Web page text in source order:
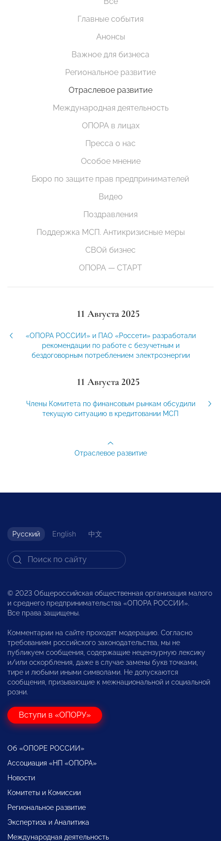
Главные события
Анонсы
Важное для бизнеса
Региональное развитие
Отраслевое развитие
Международная деятельность
ОПОРА в лицах
Пресса о нас
Особое мнение
Бюро по защите прав предпринимателей
Видео
Поздравления
Поддержка МСП. Антикризисные меры
СВОй бизнес
ОПОРА — СТАРТ
11 Августа 2025
«ОПОРА РОССИИ» и ПАО «Россети» разработали
рекомендации по работе с безучетным и
бездоговорным потреблением электроэнергии
11 Августа 2025
Члены Комитета по финансовым рынкам обсудили
текущую ситуацию в кредитовании МСП
Отраслевое развитие
Русский English 中文
© 2023 Общероссийская общественная организация малого
и среднего предпринимательства «ОПОРА РОССИИ».
Все права защищены.
Комментарии на сайте проходят модерацию. Согласно
требованиям российского законодательства, мы не
публикуем сообщения, содержащие нецензурную лексику
и/или оскорбления, даже в случае замены букв точками,
тире и любыми иными символами. Не допускаются
сообщения, призывающие к межнациональной и социальной
розни.
Вступи в «ОПОРУ»
Об «ОПОРЕ РОССИИ»
Ассоциация «НП «ОПОРА»
Новости
Комитеты и Комиссии
Региональное развитие
Экспертиза и Аналитика
Международная деятельность